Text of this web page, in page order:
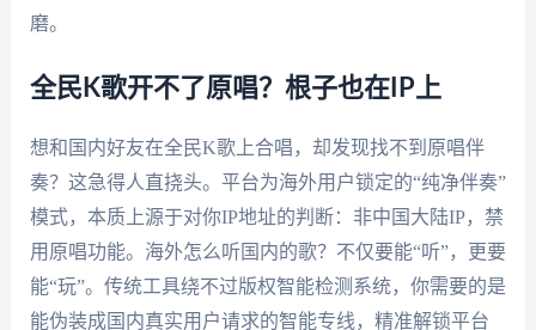
磨。
全民K歌开不了原唱？根子也在IP上
想和国内好友在全民K歌上合唱，却发现找不到原唱伴
奏？这急得人直挠头。平台为海外用户锁定的“纯净伴奏”
模式，本质上源于对你IP地址的判断：非中国大陆IP，禁
用原唱功能。海外怎么听国内的歌？不仅要能“听”，更要
能“玩”。传统工具绕不过版权智能检测系统，你需要的是
能伪装成国内真实用户请求的智能专线，精准解锁平台